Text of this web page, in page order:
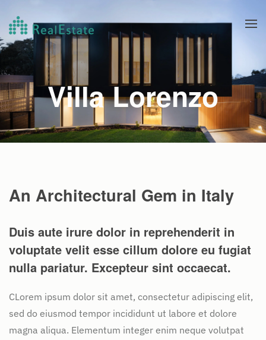
Fő tartalom átugrása
Villa Lorenzo
An Architectural Gem in Italy
Duis aute irure dolor in reprehenderit in
voluptate velit esse cillum dolore eu fugiat
nulla pariatur. Excepteur sint occaecat.
CLorem ipsum dolor sit amet, consectetur adipiscing elit,
sed do eiusmod tempor incididunt ut labore et dolore
magna aliqua. Elementum integer enim neque volutpat